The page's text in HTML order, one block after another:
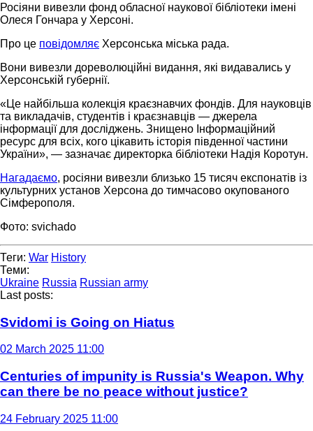
Росіяни вивезли фонд обласної наукової бібліотеки імені
Олеся Гончара у Херсоні.
Про це повідомляє Херсонська міська рада.
Вони вивезли дореволюційні видання, які видавались у
Херсонській губернії.
«Це найбільша колекція краєзнавчих фондів. Для науковців
та викладачів, студентів і краєзнавців — джерела
інформації для досліджень. Знищено Інформаційний
ресурс для всіх, кого цікавить історія південної частини
України», — зазначає директорка бібліотеки Надія Коротун.
Нагадаємо, росіяни вивезли близько 15 тисяч експонатів із
культурних установ Херсона до тимчасово окупованого
Сімферополя.
Фото: svichado
Теги: War History
Теми:
Ukraine Russia Russian army
Last posts:
Svidomi is Going on Hiatus
02 March 2025 11:00
Centuries of impunity is Russia's Weapon. Why
can there be no peace without justice?
24 February 2025 11:00